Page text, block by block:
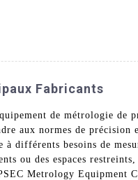
Fabricants
de métrologie
aux normes de
différents besoins de
ou des espaces
Metrology Equipment